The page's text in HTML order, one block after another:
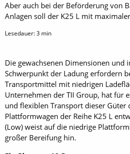
Aber auch bei der Beförderung von
Anlagen soll der K25 L mit
Lesedauer:3 min
Die gewachsenen Dimensionen und
Schwerpunkt der Ladung erfordern
Transportmittel mit niedrigen
Unternehmen der TII Group, hat für
und flexiblen Transport dieser Güter
Plattformwagen der Reihe K25 L
(Low) weist auf die niedrige
großer Bereifung hin.